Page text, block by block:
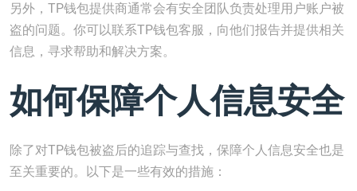
另外，TP钱包提供商通常会有安全团队负责处理用户账户被
盗的问题。你可以联系TP钱包客服，向他们报告并提供相关
信息，寻求帮助和解决方案。
如何保障个人信息安全
除了对TP钱包被盗后的追踪与查找，保障个人信息安全也是
至关重要的。以下是一些有效的措施：